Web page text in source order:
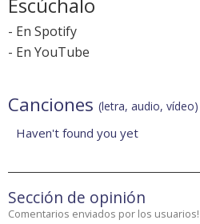
Escúchalo
- En Spotify
- En YouTube
Canciones (letra, audio, vídeo)
Haven't found you yet
Sección de opinión
Comentarios enviados por los usuarios!